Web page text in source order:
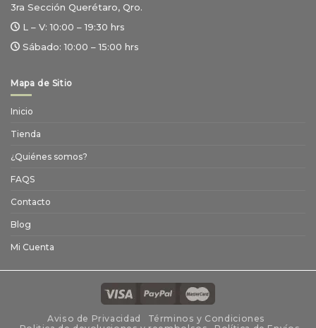
3ra Sección Querétaro, Qro.
L – V: 10:00 – 19:30 hrs
Sábado: 10:00 – 15:00 hrs
Mapa de Sitio
Inicio
Tienda
¿Quiénes somos?
FAQS
Contacto
Blog
Mi Cuenta
Aviso de Privacidad
Términos y Condiciones